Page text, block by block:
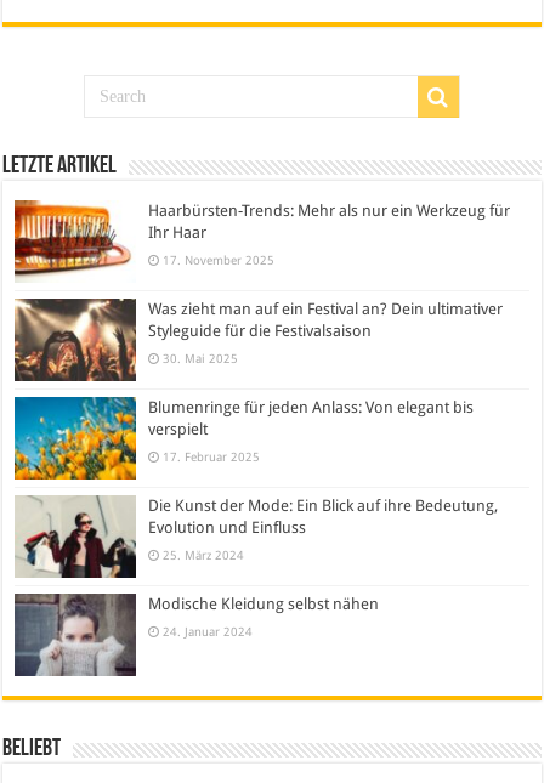
Letzte Artikel
Haarbürsten-Trends: Mehr als nur ein Werkzeug für
Ihr Haar
17. November 2025
Was zieht man auf ein Festival an? Dein ultimativer
Styleguide für die Festivalsaison
30. Mai 2025
Blumenringe für jeden Anlass: Von elegant bis
verspielt
17. Februar 2025
Die Kunst der Mode: Ein Blick auf ihre Bedeutung,
Evolution und Einfluss
25. März 2024
Modische Kleidung selbst nähen
24. Januar 2024
Beliebt